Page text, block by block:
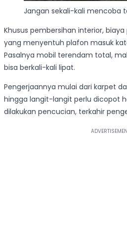
Jangan sekali-kali mencoba
Khusus pembersihan interior,
yang menyentuh plafon masuk
Pasalnya mobil terendam total,
bisa berkali-kali lipat.
Pengerjaannya mulai dari karpet
hingga langit-langit perlu dicopot
dilakukan pencucian, terkahir